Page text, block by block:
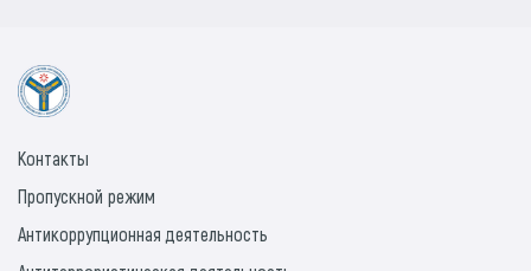
Контакты
Пропускной режим
Антикоррупционная деятельность